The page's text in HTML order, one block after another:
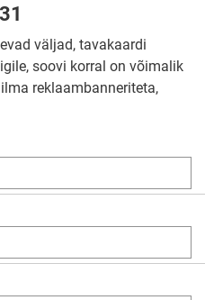
väljad, tavakaardi
soovi korral on võimalik
reklaambanneriteta,